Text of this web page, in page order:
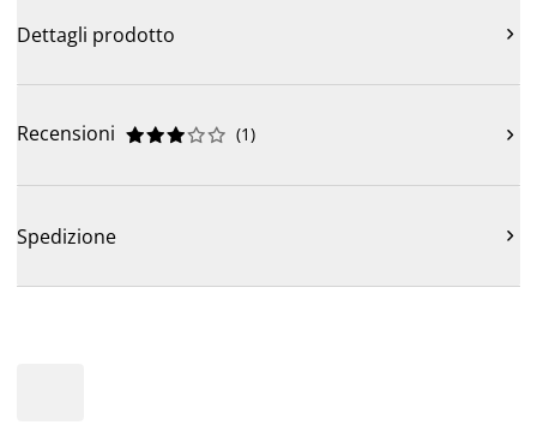
Dettagli prodotto 
Recensioni 




 (1) 
Spedizione 